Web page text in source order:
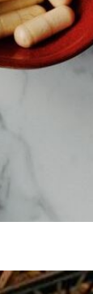
Jahren zu